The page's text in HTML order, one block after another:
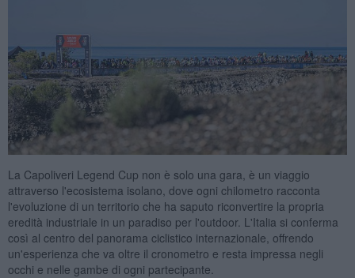
La Capoliveri Legend Cup non è solo una gara, è un viaggio
attraverso l'ecosistema isolano, dove ogni chilometro racconta
l'evoluzione di un territorio che ha saputo riconvertire la propria
eredità industriale in un paradiso per l'outdoor. L'Italia si conferma
così al centro del panorama ciclistico internazionale, offrendo
un'esperienza che va oltre il cronometro e resta impressa negli
occhi e nelle gambe di ogni partecipante.